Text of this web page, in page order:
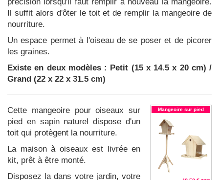
Il suffit alors d'ôter le toit et de remplir la mangeoire de
nourriture.
Un espace permet à l'oiseau de se poser et de picorer
les graines.
Existe en deux modèles : Petit (15 x 14.5 x 20 cm) /
Grand (22 x 22 x 31.5 cm)
Mangeoire sur pied
Cette mangeoire pour oiseaux sur
pied en sapin naturel dispose d'un
toit qui protègent la nourriture.
La maison à oiseaux est livrée en
kit, prêt à être monté.
Disposez la dans votre jardin, votre